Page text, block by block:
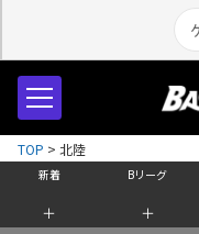
新着
＋
Bリーグ
＋
TOP > 北陸